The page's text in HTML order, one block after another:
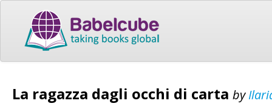
La ragazza dagli occhi di carta by